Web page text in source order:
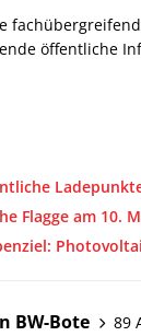
öffentliche
Flagge am 10.
BW-Bote
89